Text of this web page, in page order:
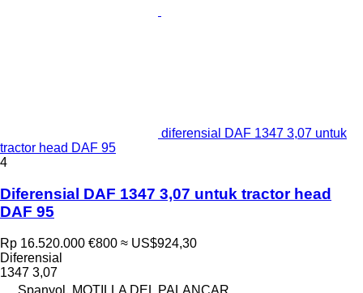
diferensial DAF 1347 3,07 untuk
tractor head DAF 95
4
Diferensial DAF 1347 3,07 untuk tractor head
DAF 95
Rp 16.520.000 €800 ≈ US$924,30
Diferensial
1347 3,07
Spanyol, MOTILLA DEL PALANCAR